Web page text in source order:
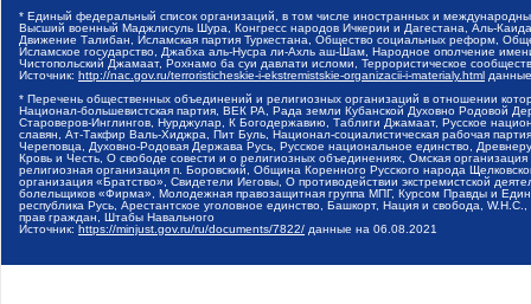
* Единый федеральный список организаций, в том числе иностранных и
Высший военный Маджлисуль Шура, Конгресс народов Ичкерии и Дагестана, Аль-
Движение Талибан, Исламская партия Туркестана, Общество социальных реформ,
Исламское государство, Джабха аль-Нусра ли-Ахль аш-Шам, Народное ополчение
Чистопольский Джамаат, Рохнамо ба суи давлати исломи, Террористическое
Источник: http://nac.gov.ru/terroristicheskie-i-ekstremistskie-organizacii-i-materialy.html
* Перечень общественных объединений и религиозных организаций в отношении
Национал-большевистская партия, ВЕК РА, Рада земли Кубанской Духовно Родовой
Староверов-Инглингов, Нурджулар, К Богодержавию, Таблиги Джамаат, Русское
славян, Ат-Такфир Валь-Хиджра, Пит Буль, Национал-социалистическая рабочая
Череповца, Духовно-Родовая Держава Русь, Русское национальное единство,
Кровь и Честь, О свободе совести и о религиозных объединениях, Омская
религиозная организация п. Боровский, Община Коренного Русского народа
организация «Братство», Свидетели Иеговы, О противодействии экстремистской
болельщиков «Фирма», Молодежная правозащитная группа МПГ, Курсом Правды и
республика Русь, Арестантское уголовное единство, Башкорт, Нация и свобода,
прав граждан, Штабы Навального
Источник: https://minjust.gov.ru/ru/documents/7822/ данные на 06.08.2021